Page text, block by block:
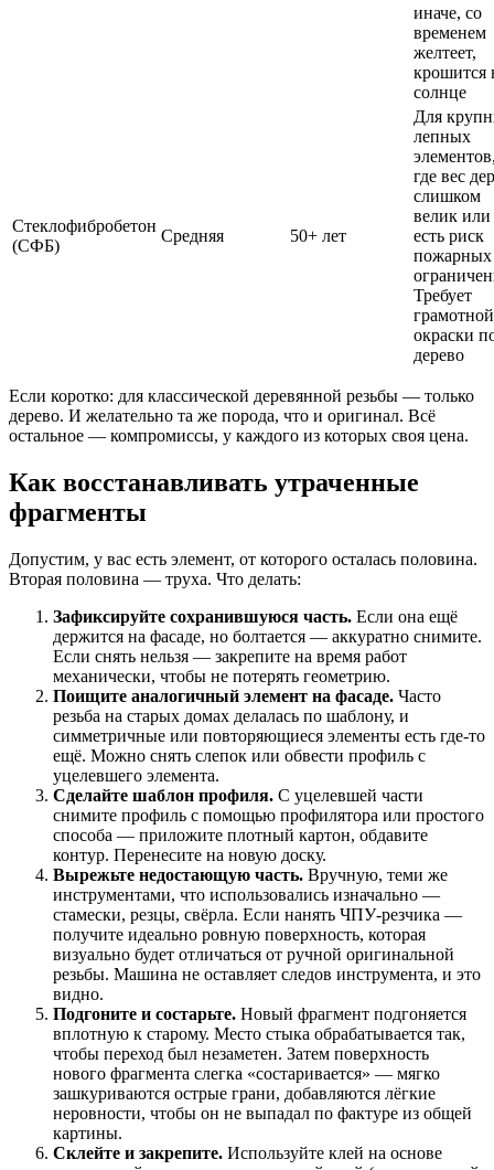
иначе, со
временем
желтеет,
крошится
солнце
Стеклофибробетон
(СФБ)
Средняя 50+ лет
Для
лепных
где вес
слишком
велик или
есть риск
пожарных
Требует
грамотной
окраски
дерево
Если коротко: для классической деревянной резьбы — только
дерево. И желательно та же порода, что и оригинал. Всё
остальное — компромиссы, у каждого из которых своя цена.
Как восстанавливать утраченные
фрагменты
Допустим, у вас есть элемент, от которого осталась половина.
Вторая половина — труха. Что делать:
Зафиксируйте сохранившуюся часть. Если она ещё
держится на фасаде, но болтается — аккуратно снимите.
Если снять нельзя — закрепите на время работ
механически, чтобы не потерять геометрию.
Поищите аналогичный элемент на фасаде. Часто
резьба на старых домах делалась по шаблону, и
симметричные или повторяющиеся элементы есть где-то
ещё. Можно снять слепок или обвести профиль с
уцелевшего элемента.
Сделайте шаблон профиля. С уцелевшей части
снимите профиль с помощью профилятора или простого
способа — приложите плотный картон, обдавите
контур. Перенесите на новую доску.
Вырежьте недостающую часть. Вручную, теми же
инструментами, что использовались изначально —
стамески, резцы, свёрла. Если нанять ЧПУ-резчика —
получите идеально ровную поверхность, которая
визуально будет отличаться от ручной оригинальной
резьбы. Машина не оставляет следов инструмента, и это
видно.
Подгоните и состарьте. Новый фрагмент подгоняется
вплотную к старому. Место стыка обрабатывается так,
чтобы переход был незаметен. Затем поверхность
нового фрагмента слегка «состаривается» — мягко
зашкуриваются острые грани, добавляются лёгкие
неровности, чтобы он не выпадал по фактуре из общей
картины.
Склейте и закрепите. Используйте клей на основе